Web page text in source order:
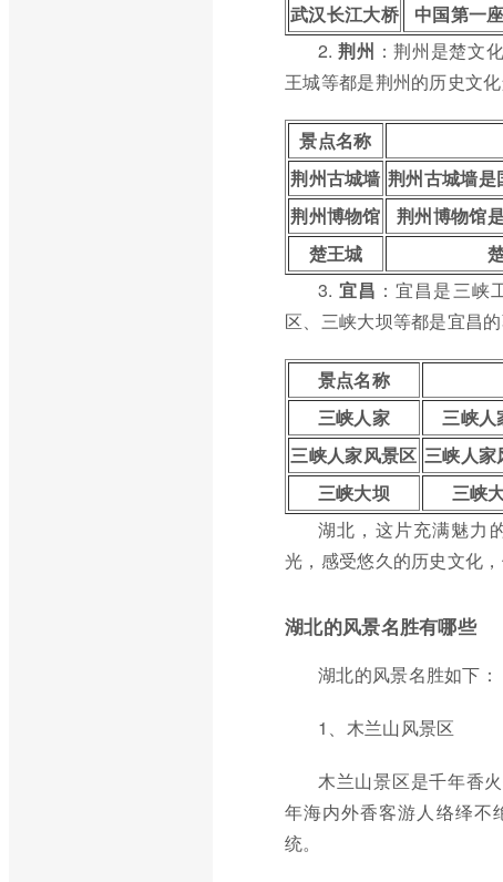
武汉长江大桥
中国第一
2.荆州 ：荆州是楚文
王城等都是荆州的历史文化
景点名称
荆州古城墙 荆州古城墙是
荆州博物馆
荆州博物馆
楚王城
3. 宜昌 ：宜昌是三
区、三峡大坝等都是宜昌的
景点名称
三峡人家
三峡人
三峡人家风景区 三峡人家
三峡大坝
三峡
湖北，这片充满魅力
光，感受悠久的历史文化
湖北的风景名胜有哪些
湖北的风景名胜如下：
1、木兰山风景区
木兰山景区是千年香
年海内外香客游人络绎不
统。